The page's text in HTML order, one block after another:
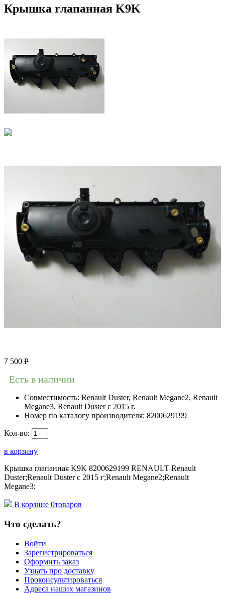
Крышка rлапанная K9K
7 500 Р
Есть в наличии
Совместимость: Renault Duster, Renault Megane2, Renault
Megane3, Renault Duster с 2015 г.
Номер по каталогу производителя: 8200629199
Кол-во:
в корзину
Крышка rлапанная K9K 8200629199 RENAULT Renault
Duster;Renault Duster с 2015 г;Renault Megane2;Renault
Megane3;
В корзине 0товаров
Что сделать?
Войти
Зарегистрироваться
Оформить заказ
Узнать про доставку
Проконсультироваться
Адреса наших магазинов